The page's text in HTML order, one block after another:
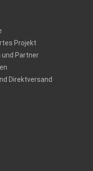
Projekt
und Partner
Direktversand